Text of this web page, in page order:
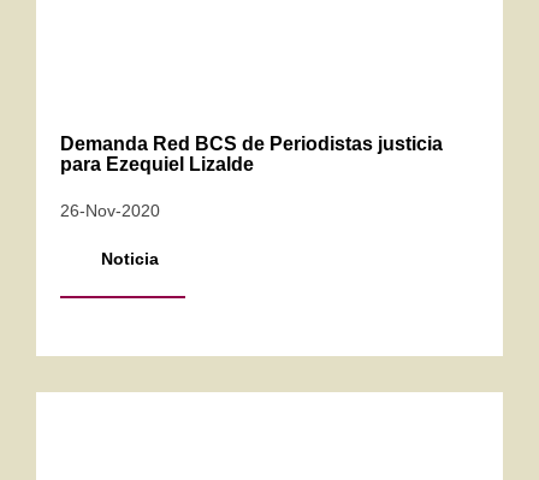
Demanda Red BCS de Periodistas justicia
para Ezequiel Lizalde
26-Nov-2020
Noticia